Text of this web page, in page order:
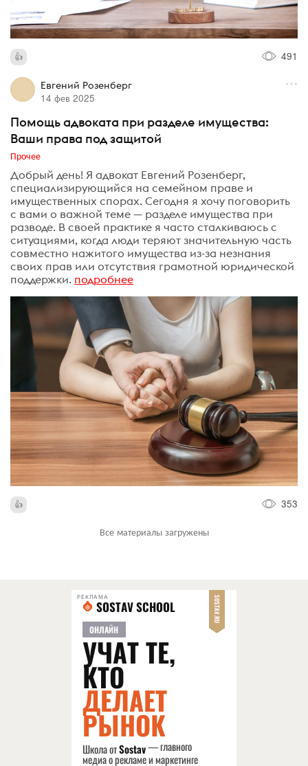
491
Евгений Розенберг
14 фев 2025
Помощь адвоката при разделе имущества:
Ваши права под защитой
Прочее
Добрый день! Я адвокат Евгений Розенберг,
специализирующийся на семейном праве и
имущественных спорах. Сегодня я хочу поговорить
с вами о важной теме — разделе имущества при
разводе. В своей практике я часто сталкиваюсь с
ситуациями, когда люди теряют значительную часть
совместно нажитого имущества из-за незнания
своих прав или отсутствия грамотной юридической
поддержки. подробнее
353
Все материалы загружены
РЕКЛАМА